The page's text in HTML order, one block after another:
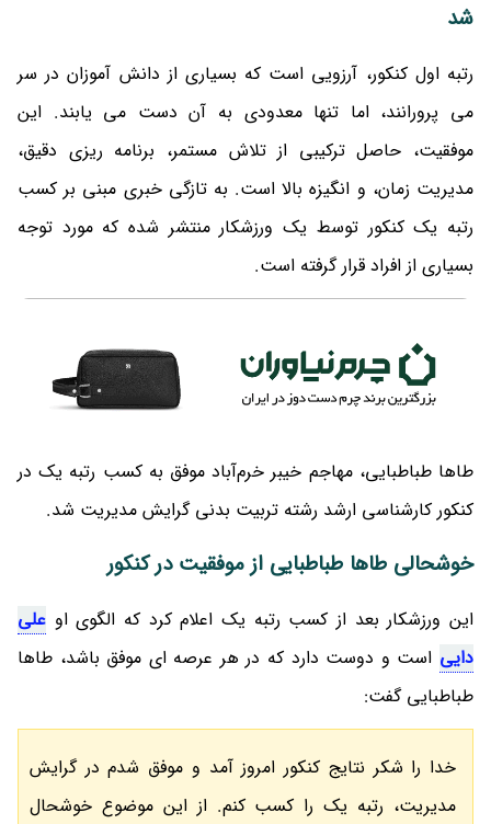
شد
رتبه اول کنکور، آرزویی است که بسیاری از دانش آموزان در سر
می پرورانند، اما تنها معدودی به آن دست می یابند. این
موفقیت، حاصل ترکیبی از تلاش مستمر، برنامه ریزی دقیق،
مدیریت زمان، و انگیزه بالا است. به تازگی خبری مبنی بر کسب
رتبه یک کنکور توسط یک ورزشکار منتشر شده که مورد توجه
بسیاری از افراد قرار گرفته است.
طاها طباطبایی، مهاجم خیبر خرم‌آباد موفق به کسب رتبه یک در
کنکور کارشناسی ارشد رشته تربیت بدنی گرایش مدیریت شد.
خوشحالی طاها طباطبایی از موفقیت در کنکور
این ورزشکار بعد از کسب رتبه یک اعلام کرد که الگوی او علی
دایی است و دوست دارد که در هر عرصه ای موفق باشد، طاها
طباطبایی گفت:
خدا را شکر نتایج کنکور امروز آمد و موفق شدم در گرایش
مدیریت، رتبه یک را کسب کنم. از این موضوع خوشحال